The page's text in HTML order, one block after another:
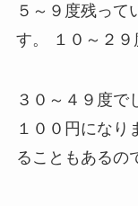
５～９度残って
す。
１０～２９
３０～４９度で
１００円になり
ることもあるの